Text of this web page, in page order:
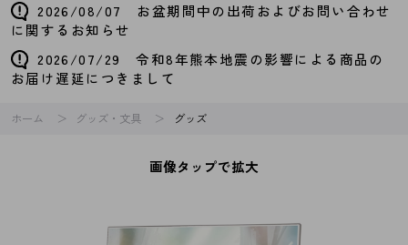
2026/08/07 お盆期間中の出荷およびお問い合わせ
に関するお知らせ
2026/07/29 令和8年熊本地震の影響による商品の
お届け遅延につきまして
ホーム グッズ・文具 グッズ
画像タップで拡大